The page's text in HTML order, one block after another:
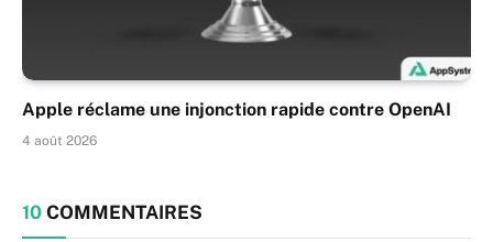
Apple réclame une injonction rapide contre OpenAI
4 août 2026
10 COMMENTAIRES